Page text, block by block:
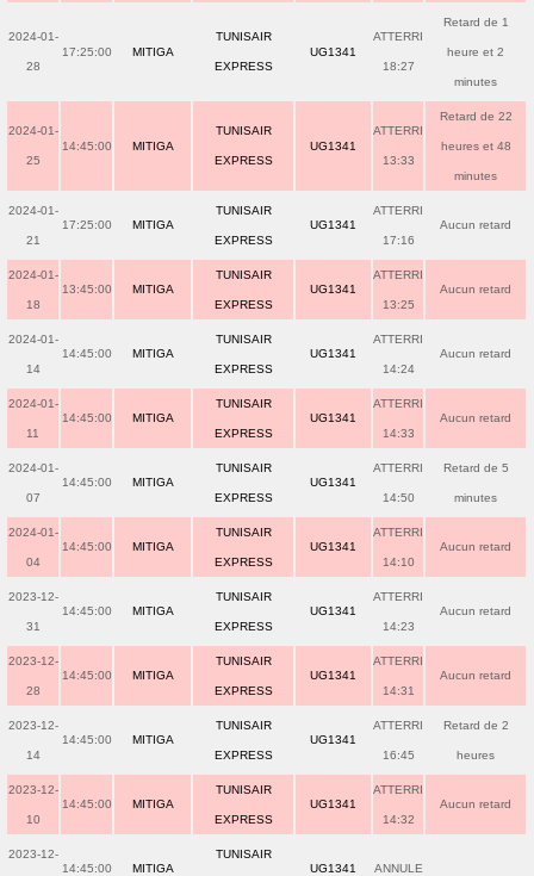
2024-01-
28
17:25:00 MITIGA
TUNISAIR
EXPRESS
UG1341
ATTERRI
18:27
Retard de 1
heure et 2
minutes
2024-01-
25
14:45:00 MITIGA
TUNISAIR
EXPRESS
UG1341
ATTERRI
13:33
Retard de 22
heures et 48
minutes
2024-01-
21
17:25:00 MITIGA
TUNISAIR
EXPRESS
UG1341
ATTERRI
17:16
Aucun retard
2024-01-
18
13:45:00 MITIGA
TUNISAIR
EXPRESS
UG1341
ATTERRI
13:25
Aucun retard
2024-01-
14
14:45:00 MITIGA
TUNISAIR
EXPRESS
UG1341
ATTERRI
14:24
Aucun retard
2024-01-
11
14:45:00 MITIGA
TUNISAIR
EXPRESS
UG1341
ATTERRI
14:33
Aucun retard
2024-01-
07
14:45:00 MITIGA
TUNISAIR
EXPRESS
UG1341
ATTERRI
14:50
Retard de 5
minutes
2024-01-
04
14:45:00 MITIGA
TUNISAIR
EXPRESS
UG1341
ATTERRI
14:10
Aucun retard
2023-12-
31
14:45:00 MITIGA
TUNISAIR
EXPRESS
UG1341
ATTERRI
14:23
Aucun retard
2023-12-
28
14:45:00 MITIGA
TUNISAIR
EXPRESS
UG1341
ATTERRI
14:31
Aucun retard
2023-12-
14
14:45:00 MITIGA
TUNISAIR
EXPRESS
UG1341
ATTERRI
16:45
Retard de 2
heures
2023-12-
10
14:45:00 MITIGA
TUNISAIR
EXPRESS
UG1341
ATTERRI
14:32
Aucun retard
2023-12-
14:45:00 MITIGA
TUNISAIR
UG1341 ANNULE